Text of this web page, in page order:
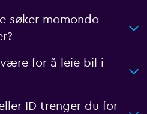
søker momondo
for å leie bil i
ID trenger du for